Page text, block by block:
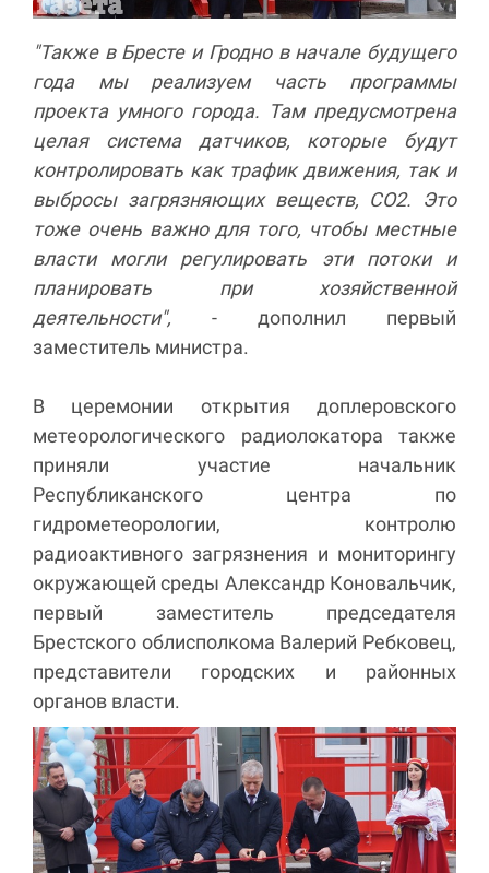
"Также в Бресте и Гродно в начале будущего
года мы реализуем часть программы
проекта умного города. Там предусмотрена
целая система датчиков, которые будут
контролировать как трафик движения, так и
выбросы загрязняющих веществ, СО2. Это
тоже очень важно для того, чтобы местные
власти могли регулировать эти потоки и
планировать при хозяйственной
деятельности", - дополнил первый
заместитель министра.
В церемонии открытия доплеровского
метеорологического радиолокатора также
приняли участие начальник
Республиканского центра по
гидрометеорологии, контролю
радиоактивного загрязнения и мониторингу
окружающей среды Александр Коновальчик,
первый заместитель председателя
Брестского облисполкома Валерий Ребковец,
представители городских и районных
органов власти.